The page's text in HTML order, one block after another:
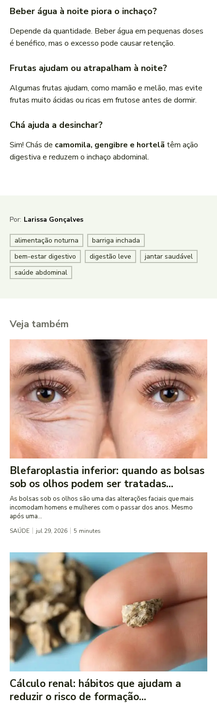
Beber água à noite piora o inchaço?
Depende da quantidade. Beber água em pequenas doses
é benéfico, mas o excesso pode causar retenção.
Frutas ajudam ou atrapalham à noite?
Algumas frutas ajudam, como mamão e melão, mas evite
frutas muito ácidas ou ricas em frutose antes de dormir.
Chá ajuda a desinchar?
Sim! Chás de camomila, gengibre e hortelã têm ação
digestiva e reduzem o inchaço abdominal.
Por: Larissa Gonçalves
alimentação noturna
barriga inchada
bem-estar digestivo
digestão leve
jantar saudável
saúde abdominal
Veja também
Blefaroplastia inferior: quando as bolsas
sob os olhos podem ser tratadas...
As bolsas sob os olhos são uma das alterações faciais que mais
incomodam homens e mulheres com o passar dos anos. Mesmo
após uma...
SAÚDE jul 29, 2026 5 minutes
Cálculo renal: hábitos que ajudam a
reduzir o risco de formação...